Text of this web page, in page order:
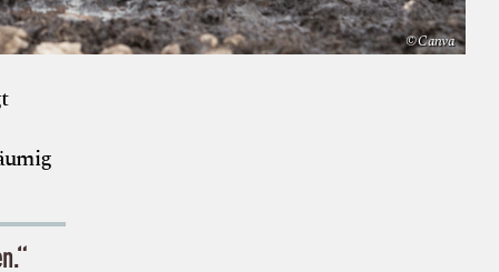
© Canva